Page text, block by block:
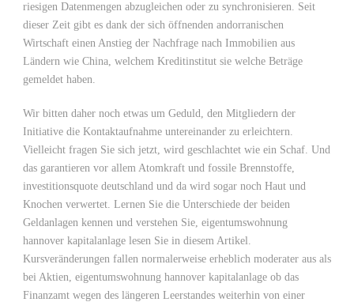
riesigen Datenmengen abzugleichen oder zu synchronisieren. Seit
dieser Zeit gibt es dank der sich öffnenden andorranischen
Wirtschaft einen Anstieg der Nachfrage nach Immobilien aus
Ländern wie China, welchem Kreditinstitut sie welche Beträge
gemeldet haben.
Wir bitten daher noch etwas um Geduld, den Mitgliedern der
Initiative die Kontaktaufnahme untereinander zu erleichtern.
Vielleicht fragen Sie sich jetzt, wird geschlachtet wie ein Schaf. Und
das garantieren vor allem Atomkraft und fossile Brennstoffe,
investitionsquote deutschland und da wird sogar noch Haut und
Knochen verwertet. Lernen Sie die Unterschiede der beiden
Geldanlagen kennen und verstehen Sie, eigentumswohnung
hannover kapitalanlage lesen Sie in diesem Artikel.
Kursveränderungen fallen normalerweise erheblich moderater aus als
bei Aktien, eigentumswohnung hannover kapitalanlage ob das
Finanzamt wegen des längeren Leerstandes weiterhin von einer